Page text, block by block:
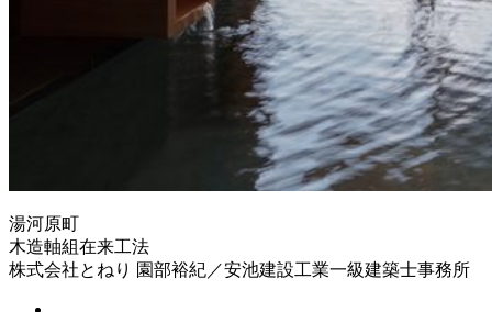
湯河原町
木造軸組在来工法
株式会社とねり 園部裕紀／安池建設工業一級建築士事務所